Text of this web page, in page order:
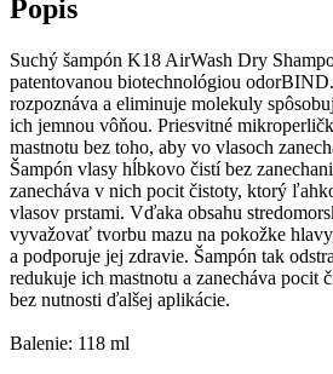
Popis
Suchý šampón K18 AirWash Dry
patentovanou biotechnológiou
rozpoznáva a eliminuje molekuly
ich jemnou vôňou. Priesvitné
mastnotu bez toho, aby vo vlasoch
Šampón vlasy hĺbkovo čistí bez
zanecháva v nich pocit čistoty, ktorý
vlasov prstami. Vďaka obsahu
vyvažovať tvorbu mazu na pokožke
a podporuje jej zdravie. Šampón tak
redukuje ich mastnotu a zanecháva pocit
bez nutnosti ďalšej aplikácie.
Balenie: 118 ml